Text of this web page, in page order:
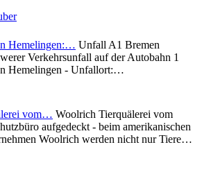
Hemelingen:… Unfall A1 Bremen
Verkehrsunfall auf der Autobahn 1
Hemelingen - Unfallort:…
vom… Woolrich Tierquälerei vom
aufgedeckt - beim amerikanischen
Woolrich werden nicht nur Tiere…